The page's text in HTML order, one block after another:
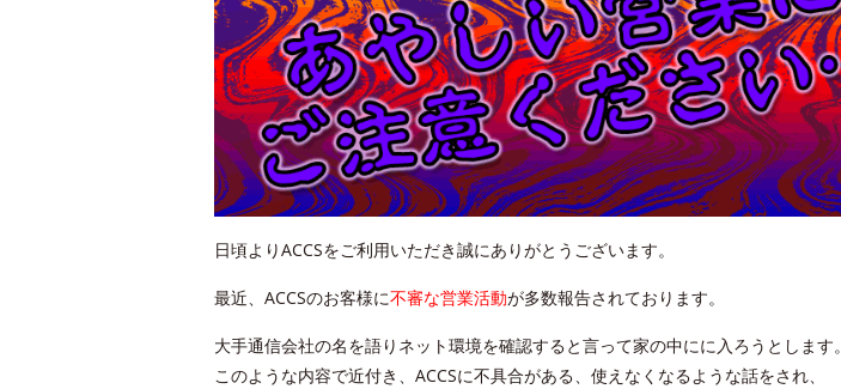
日頃よりACCSをご利用いただき誠にありがとうございます。
最近、ACCSのお客様に不審な営業活動が多数報告されております。
大手通信会社の名を語りネット環境を確認すると言って家の中にに入ろうとします。
このような内容で近付き、ACCSに不具合がある、使えなくなるような話をされ、